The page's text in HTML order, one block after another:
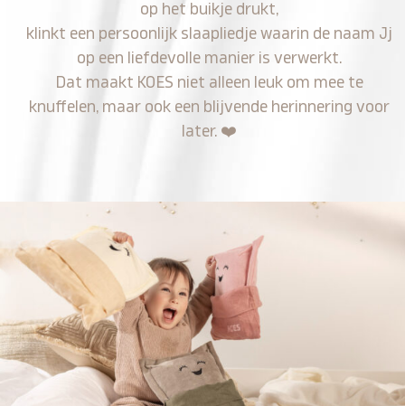
op het buikje drukt,
klinkt een persoonlijk slaapliedje waarin de naam Jj
op een liefdevolle manier is verwerkt.
Dat maakt KOES niet alleen leuk om mee te
knuffelen, maar ook een blijvende herinnering voor
later. ❤️